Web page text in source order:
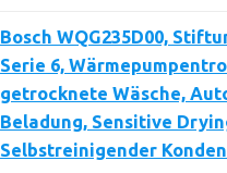
Bosch WQG235D00,
Serie 6,
getrocknete Wäsche,
Beladung, Sensitive
Selbstreinigender